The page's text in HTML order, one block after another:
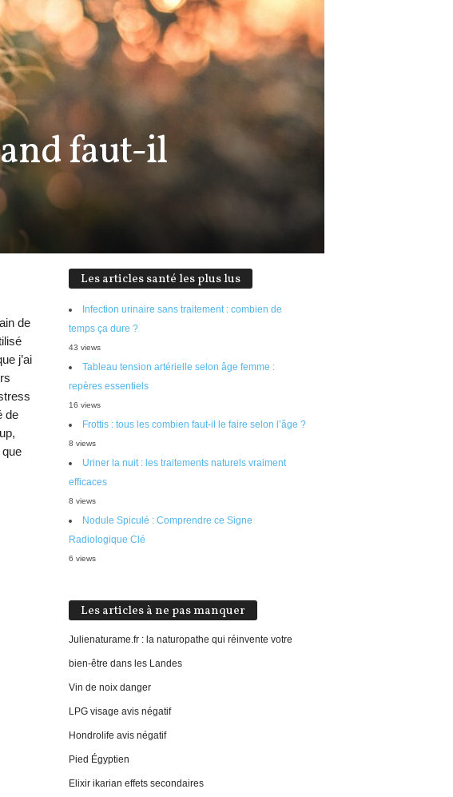
faut-il
de
j’ai
de
Les articles santé les plus lus
Infection urinaire sans traitement : combien de
temps ça dure ?
43 views
Tableau tension artérielle selon âge femme :
repères essentiels
16 views
Frottis : tous les combien faut-il le faire selon l’âge ?
8 views
Uriner la nuit : les traitements naturels vraiment
efficaces
8 views
Nodule Spiculé : Comprendre ce Signe
Radiologique Clé
6 views
Les articles à ne pas manquer
Julienaturame.fr : la naturopathe qui réinvente votre
bien-être dans les Landes
Vin de noix danger
LPG visage avis négatif
Hondrolife avis négatif
Pied Égyptien
Elixir ikarian effets secondaires